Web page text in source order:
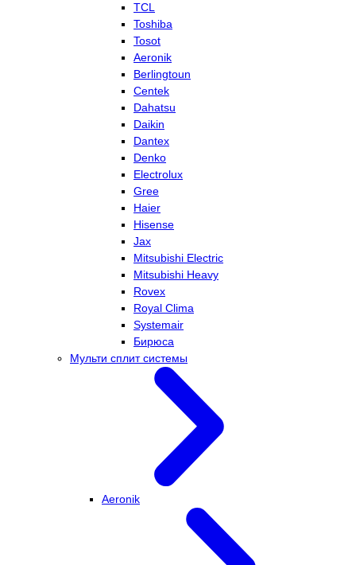
TCL
Toshiba
Tosot
Aeronik
Berlingtoun
Centek
Dahatsu
Daikin
Dantex
Denko
Electrolux
Gree
Haier
Hisense
Jax
Mitsubishi Electric
Mitsubishi Heavy
Rovex
Royal Clima
Systemair
Бирюса
Мульти сплит системы
Aeronik